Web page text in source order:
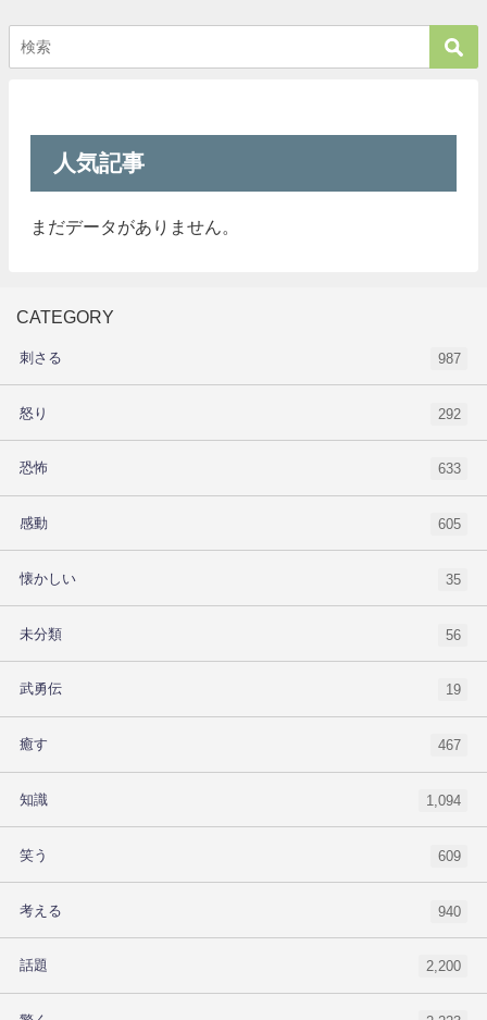
人気記事
まだデータがありません。
CATEGORY
刺さる 987
怒り 292
恐怖 633
感動 605
懐かしい 35
未分類 56
武勇伝 19
癒す 467
知識 1,094
笑う 609
考える 940
話題 2,200